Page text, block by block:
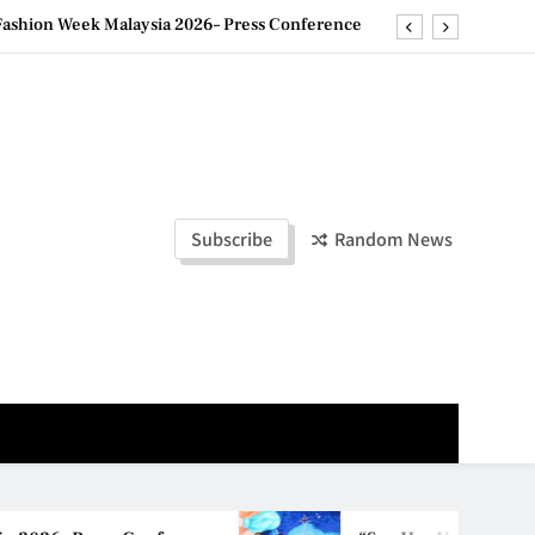
Week Malaysia 2026– Press Conference
Week Malaysia 2026– Press Conference
马来西亚妈妈提供分享剖腹产复原历程的空间
纪录 见证马来西亚房地产经纪行业蓬勃发展
Subscribe Random News